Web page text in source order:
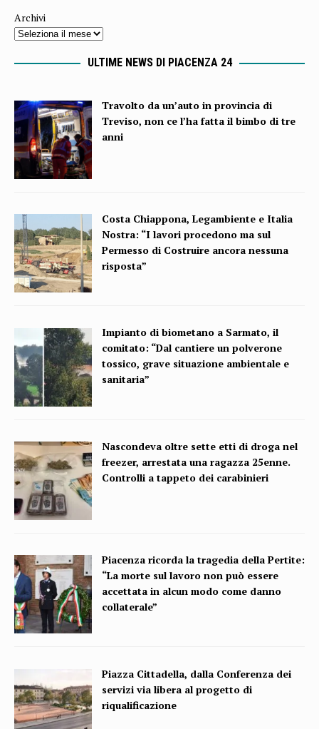
Archivi
ULTIME NEWS DI PIACENZA 24
Travolto da un’auto in provincia di
Treviso, non ce l’ha fatta il bimbo di tre
anni
Costa Chiappona, Legambiente e Italia
Nostra: “I lavori procedono ma sul
Permesso di Costruire ancora nessuna
risposta”
Impianto di biometano a Sarmato, il
comitato: “Dal cantiere un polverone
tossico, grave situazione ambientale e
sanitaria”
Nascondeva oltre sette etti di droga nel
freezer, arrestata una ragazza 25enne.
Controlli a tappeto dei carabinieri
Piacenza ricorda la tragedia della Pertite:
“La morte sul lavoro non può essere
accettata in alcun modo come danno
collaterale”
Piazza Cittadella, dalla Conferenza dei
servizi via libera al progetto di
riqualificazione